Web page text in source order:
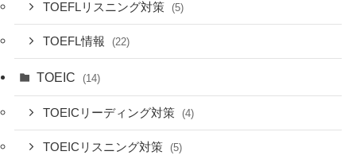
TOEFLリスニング対策 (5)
TOEFL情報 (22)
TOEIC (14)
TOEICリーディング対策 (4)
TOEICリスニング対策 (5)